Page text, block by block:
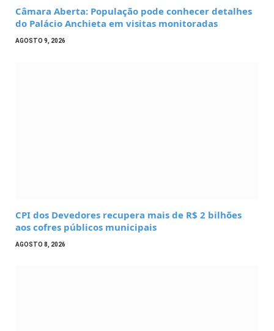
Câmara Aberta: População pode conhecer detalhes
do Palácio Anchieta em visitas monitoradas
AGOSTO 9, 2026
CPI dos Devedores recupera mais de R$ 2 bilhões
aos cofres públicos municipais
AGOSTO 8, 2026